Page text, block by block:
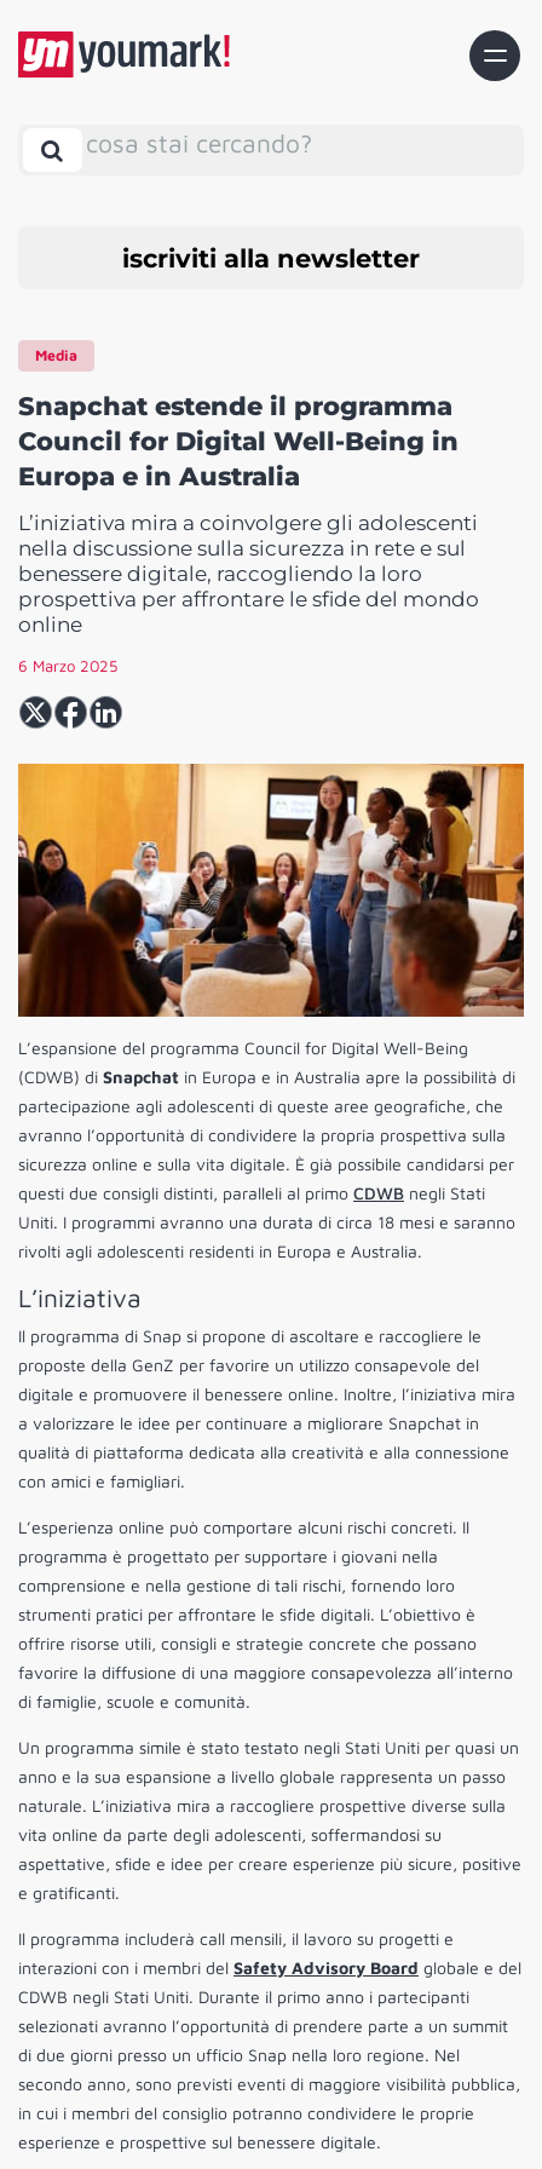
cosa stai cercando?
iscriviti alla newsletter
Media
Snapchat estende il programma
Council for Digital Well-Being in
Europa e in Australia
L’iniziativa mira a coinvolgere gli adolescenti
nella discussione sulla sicurezza in rete e sul
benessere digitale, raccogliendo la loro
prospettiva per affrontare le sfide del mondo
online
6 Marzo 2025
L’espansione del programma Council for Digital Well-Being
(CDWB) di Snapchat in Europa e in Australia apre la possibilità di
partecipazione agli adolescenti di queste aree geografiche, che
avranno l’opportunità di condividere la propria prospettiva sulla
sicurezza online e sulla vita digitale. È già possibile candidarsi per
questi due consigli distinti, paralleli al primo CDWB negli Stati
Uniti. I programmi avranno una durata di circa 18 mesi e saranno
rivolti agli adolescenti residenti in Europa e Australia.
L’iniziativa
Il programma di Snap si propone di ascoltare e raccogliere le
proposte della GenZ per favorire un utilizzo consapevole del
digitale e promuovere il benessere online. Inoltre, l’iniziativa mira
a valorizzare le idee per continuare a migliorare Snapchat in
qualità di piattaforma dedicata alla creatività e alla connessione
con amici e famigliari.
L’esperienza online può comportare alcuni rischi concreti. Il
programma è progettato per supportare i giovani nella
comprensione e nella gestione di tali rischi, fornendo loro
strumenti pratici per affrontare le sfide digitali. L’obiettivo è
offrire risorse utili, consigli e strategie concrete che possano
favorire la diffusione di una maggiore consapevolezza all’interno
di famiglie, scuole e comunità.
Un programma simile è stato testato negli Stati Uniti per quasi un
anno e la sua espansione a livello globale rappresenta un passo
naturale. L’iniziativa mira a raccogliere prospettive diverse sulla
vita online da parte degli adolescenti, soffermandosi su
aspettative, sfide e idee per creare esperienze più sicure, positive
e gratificanti.
Il programma includerà call mensili, il lavoro su progetti e
interazioni con i membri del Safety Advisory Board globale e del
CDWB negli Stati Uniti. Durante il primo anno i partecipanti
selezionati avranno l’opportunità di prendere parte a un summit
di due giorni presso un ufficio Snap nella loro regione. Nel
secondo anno, sono previsti eventi di maggiore visibilità pubblica,
in cui i membri del consiglio potranno condividere le proprie
esperienze e prospettive sul benessere digitale.